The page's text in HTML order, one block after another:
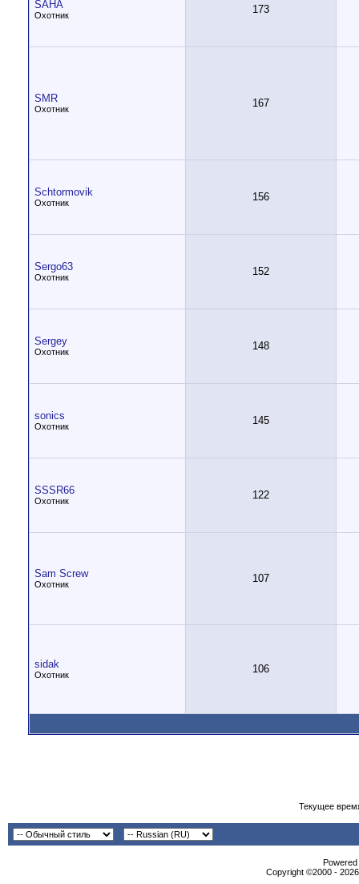
SAHA
Охотник 173
SMR
Охотник 167
Schtormovik
Охотник 156
Sergo63
Охотник 152
Sergey
Охотник 148
sonics
Охотник 145
SSSR66
Охотник 122
Sam Screw
Охотник 107
sidak
Охотник 106
Текущее
Copyright ©2000 -